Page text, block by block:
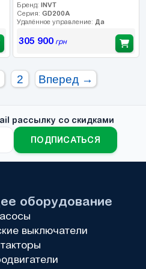
Бренд: INVT
Серия: GD200A
Удалённое управление: Да
305 900грн
2 Вперед →
рассылку со скидками
ПОДПИСАТЬСЯ
оборудование
выключатели